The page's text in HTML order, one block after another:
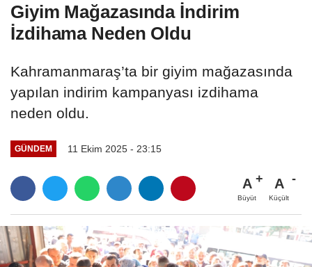
Giyim Mağazasında İndirim
İzdihama Neden Oldu
Kahramanmaraş’ta bir giyim mağazasında
yapılan indirim kampanyası izdihama
neden oldu.
GÜNDEM 11 Ekim 2025 - 23:15
A
Büyüt
A
Küçült